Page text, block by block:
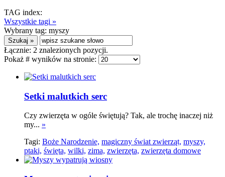
TAG index:
Wszystkie tagi »
Wybrany tag: myszy
Łącznie: 2 znalezionych pozycji.
Pokaż # wyników na stronie:
Setki malutkich serc
Czy zwierzęta w ogóle świętują? Tak, ale trochę inaczej niż
my... »
Tagi: Boże Narodzenie, magiczny świat zwierząt, myszy,
ptaki, święta, wilki, zima, zwierzęta, zwierzęta domowe